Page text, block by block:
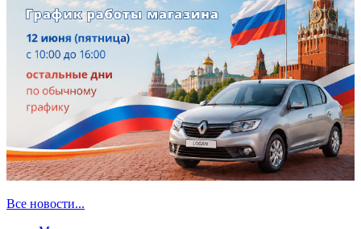
Все новости...